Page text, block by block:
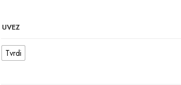
UVEZ
Tvrdi